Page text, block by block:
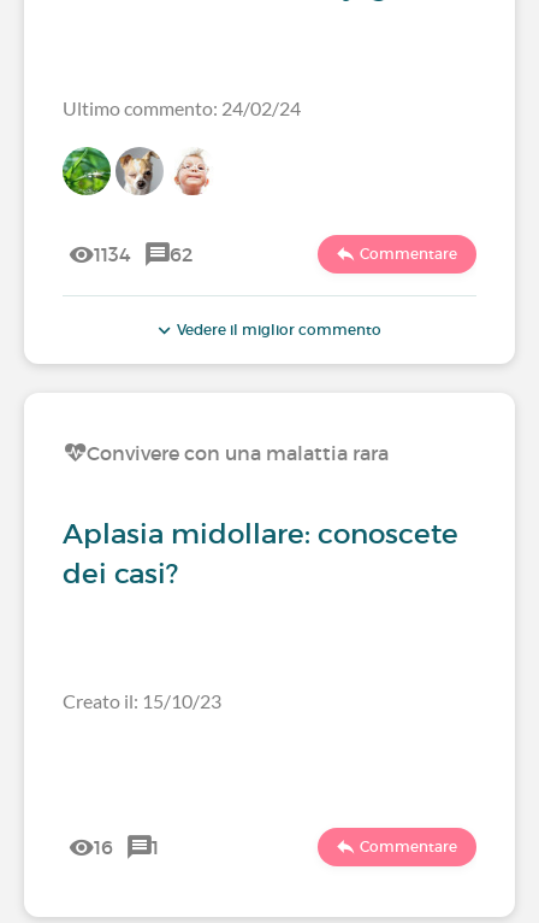
Ultimo commento: 24/02/24
1134 62 Commentare
Vedere il miglior commento
Convivere con una malattia rara
Aplasia midollare: conoscete
dei casi?
Creato il: 15/10/23
16 1 Commentare